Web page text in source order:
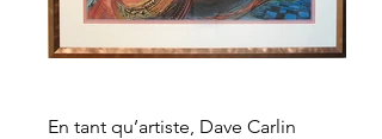
En tant qu’artiste, Dave Carlin